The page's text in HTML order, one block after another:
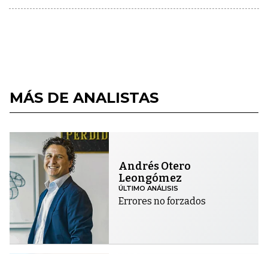
MÁS DE ANALISTAS
Andrés Otero
Leongómez
ÚLTIMO ANÁLISIS
Errores no forzados